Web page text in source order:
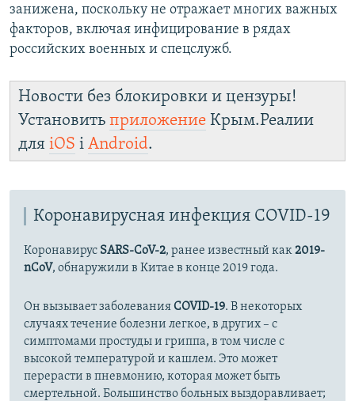
занижена, поскольку не отражает многих важных
факторов, включая инфицирование в рядах
российских военных и спецслужб.
Новости без блокировки и цензуры!
Установить приложение Крым.Реалии
для iOS і Android.
Коронавирусная инфекция COVID-19
Коронавирус SARS-CoV-2, ранее известный как2019-
nCoV, обнаружили в Китае в конце 2019 года.
Он вызывает заболеванияCOVID-19. В некоторых
случаях течение болезни легкое, в других – с
симптомами простуды и гриппа, в том числе с
высокой температурой и кашлем. Это может
перерасти в пневмонию, которая может быть
смертельной. Большинство больных выздоравливает;